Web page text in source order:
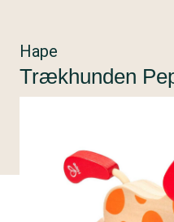
Hape
Trækhunden